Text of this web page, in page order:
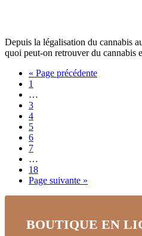
Depuis la légalisation du cannabis
quoi peut-on retrouver du cannabis
« Page précédente
1
…
3
4
5
6
7
…
18
Page suivante »
BOUTIQUE EN